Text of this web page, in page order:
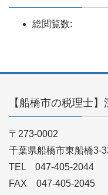
総閲覧数:
【船橋市の税理士
〒273-0002
千葉県船橋市東船橋3-
TEL 047-405-2044
FAX 047-405-2045